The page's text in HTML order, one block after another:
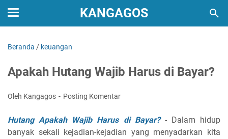
KANGAGOS
Beranda / keuangan
Apakah Hutang Wajib Harus di Bayar?
Oleh Kangagos Posting Komentar
Hutang Apakah Wajib Harus di Bayar?- Dalam hidup
banyak sekali kejadian-kejadian yang menyadarkan kita